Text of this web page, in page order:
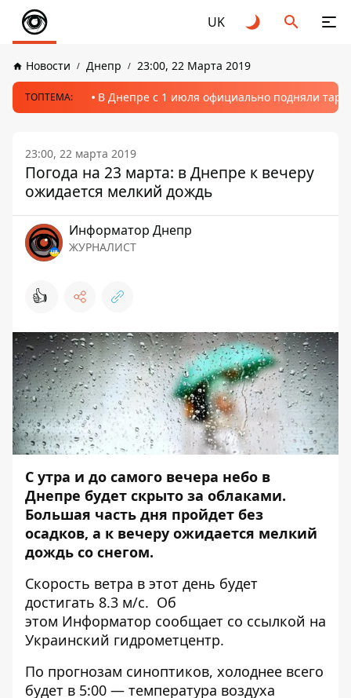
UK
Новости Днепр 23:00, 22 Марта 2019
ТОПТЕМА: В Днепре с 1 июля официально подняли
23:00, 22 марта 2019
Погода на 23 марта: в Днепре к вечеру
ожидается мелкий дождь
Информатор Днепр
ЖУРНАЛИСТ
👍
С утра и до самого вечера небо в
Днепре будет скрыто за облаками.
Большая часть дня пройдет без
осадков, а к вечеру ожидается мелкий
дождь со снегом.
Скорость ветра в этот день будет
достигать 8.3 м/с. Об
этом Информатор сообщает со ссылкой на
Украинский гидрометцентр.
По прогнозам синоптиков, холоднее всего
будет в 5:00 — температура воздуха